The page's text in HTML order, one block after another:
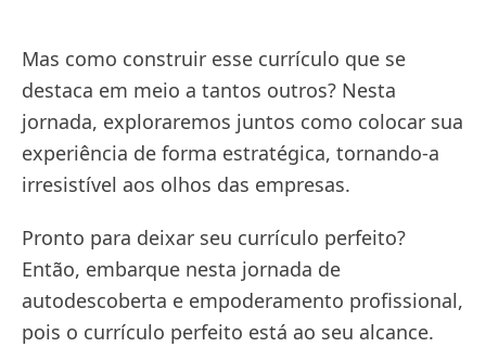
Mas como construir esse currículo que se
destaca em meio a tantos outros? Nesta
jornada, exploraremos juntos como colocar sua
experiência de forma estratégica, tornando-a
irresistível aos olhos das empresas.
Pronto para deixar seu currículo perfeito?
Então, embarque nesta jornada de
autodescoberta e empoderamento profissional,
pois o currículo perfeito está ao seu alcance.